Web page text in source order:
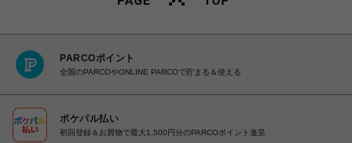
PARCOポイント
全国のPARCOやONLINE PARCOで貯まる＆使える
ポケパル払い
初回登録＆お買物で最大1,500円分のPARCOポイント進呈